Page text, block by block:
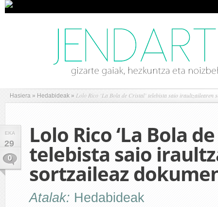
Hasiera » Hedabideak » Lolo Rico ‘La Bola de Cristal’ telebista saio iraultzailearen
EKA
29
0
Lolo Rico ‘La Bola
telebista saio
sortzaileaz
Atalak: Hedabideak